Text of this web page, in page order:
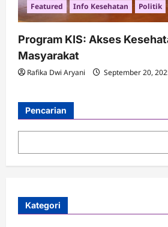
Featured Info Kesehatan Politik
Program KIS: Akses
Masyarakat
Rafika Dwi Aryani September 20,
Pencarian
Kategori